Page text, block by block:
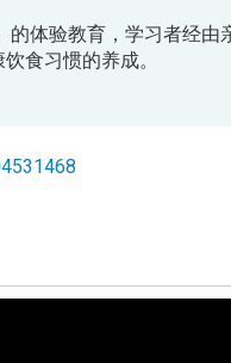
体验教育，学习者经
食习惯的养成。